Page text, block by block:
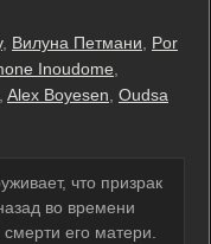
, Вилуна Петмани
Por
Inoudome
Alex Boyesen Oudsa
что призрак
во времени
его матери.